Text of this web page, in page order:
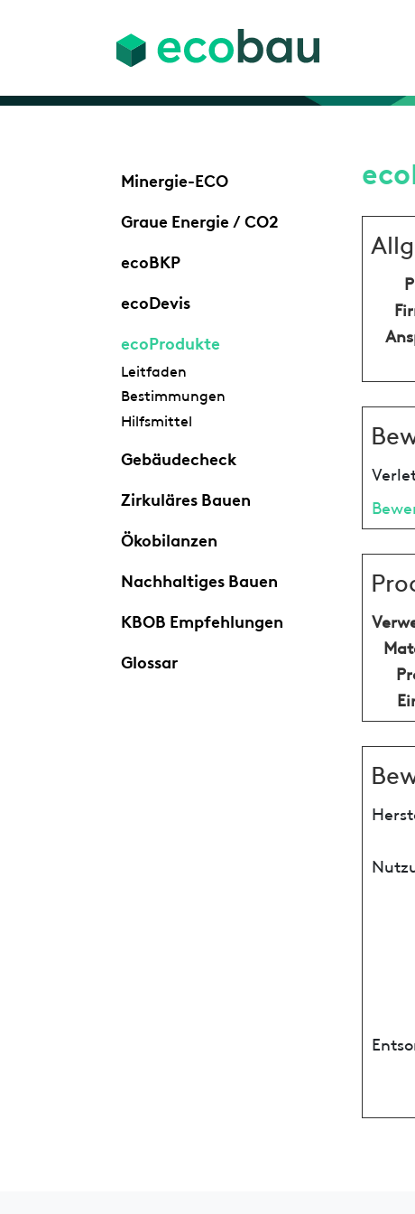
Minergie-ECO
Graue Energie / CO2
ecoBKP
ecoDevis
ecoProdukte
Leitfaden
Bestimmungen
Hilfsmittel
Gebäudecheck
Zirkuläres Bauen
Ökobilanzen
Nachhaltiges Bauen
KBOB Empfehlungen
Glossar